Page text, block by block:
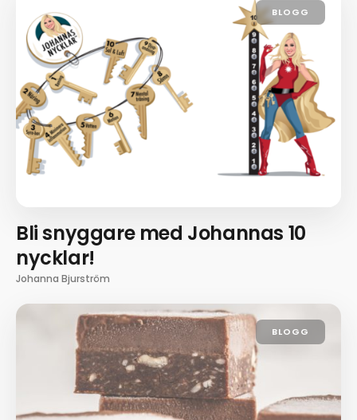
BLOGG
Bli snyggare med Johannas 10
nycklar!
Johanna Bjurström
BLOGG